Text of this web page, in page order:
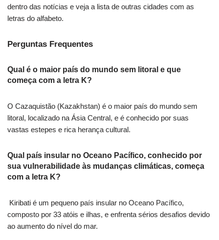
dentro das notícias e veja a lista de outras cidades com as
letras do alfabeto.
Perguntas Frequentes
Qual é o maior país do mundo sem litoral e que
começa com a letra K?
O Cazaquistão (Kazakhstan) é o maior país do mundo sem
litoral, localizado na Ásia Central, e é conhecido por suas
vastas estepes e rica herança cultural.
Qual país insular no Oceano Pacífico, conhecido por
sua vulnerabilidade às mudanças climáticas, começa
com a letra K?
Kiribati é um pequeno país insular no Oceano Pacífico,
composto por 33 atóis e ilhas, e enfrenta sérios desafios devido
ao aumento do nível do mar.